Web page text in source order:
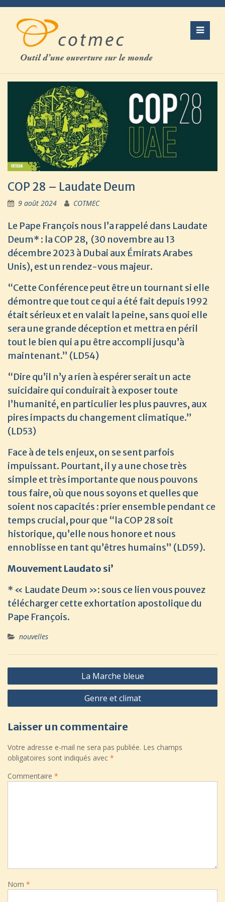
Skip
content
COP 28 – Laudate Deum
9 août 2024 COTMEC
Le Pape François nous l’a rappelé dans Laudate
Deum* : la COP 28, (30 novembre au 13
décembre 2023 à Dubai aux Émirats Arabes
Unis), est un rendez-vous majeur.
“Cette Conférence peut être un tournant si elle
démontre que tout ce qui a été fait depuis 1992
était sérieux et en valait la peine, sans quoi elle
sera une grande déception et mettra en péril
tout le bien qui a pu être accompli jusqu’à
maintenant.” (LD54)
“Dire qu’il n’y a rien à espérer serait un acte
suicidaire qui conduirait à exposer toute
l’humanité, en particulier les plus pauvres, aux
pires impacts du changement climatique.”
(LD53)
Face à de tels enjeux, on se sent parfois
impuissant. Pourtant, il y a une chose très
simple et très importante que nous pouvons
tous faire, où que nous soyons et quelles que
soient nos capacités : prier ensemble pendant ce
temps crucial, pour que “la COP 28 soit
historique, qu’elle nous honore et nous
ennoblisse en tant qu’êtres humains” (LD59).
Mouvement Laudato si’
* « Laudate Deum »: sous ce lienvous pouvez
télécharger cette exhortation apostolique du
Pape François.
nouvelles
Navigation
de
La Marche bleue
Genre et climat
Laisser un commentaire
Votre adresse e-mail ne sera pas publiée. Les champs
obligatoires sont indiqués avec *
Commentaire *
Nom *